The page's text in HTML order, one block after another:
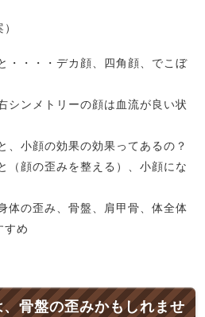
・・・・デカ顔、四角顔、でこぼ
シンメトリーの顔は血流が良い状
、小顔の効果の効果ってあるの？
（顔の歪みを整える）、小顔にな
体の歪み、骨盤、肩甲骨、体全体
すめ
骨盤の歪みかもしれませ